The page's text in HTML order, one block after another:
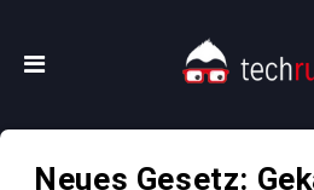
Neues Gesetz: